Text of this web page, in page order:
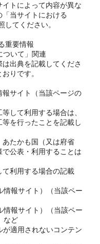
トによって内容が異な
当サイトにおける
してください。
重要情報
いて」関連
は出典を記載してくださ
りです。
イト（当該ページの
して利用する場合は、
等を行ったことを記載し
たかも国（又は府省
公表・利用することは
利用する場合の記載
サイト）（当該ペー
サイト）（当該ペー
など
適用されないコンテン